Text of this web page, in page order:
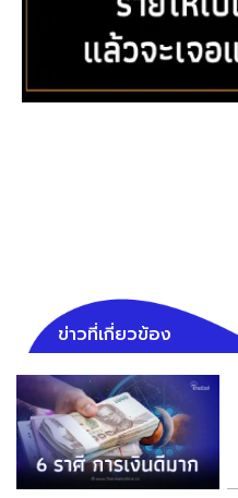
ข่าวที่เกี่ยวข้อง